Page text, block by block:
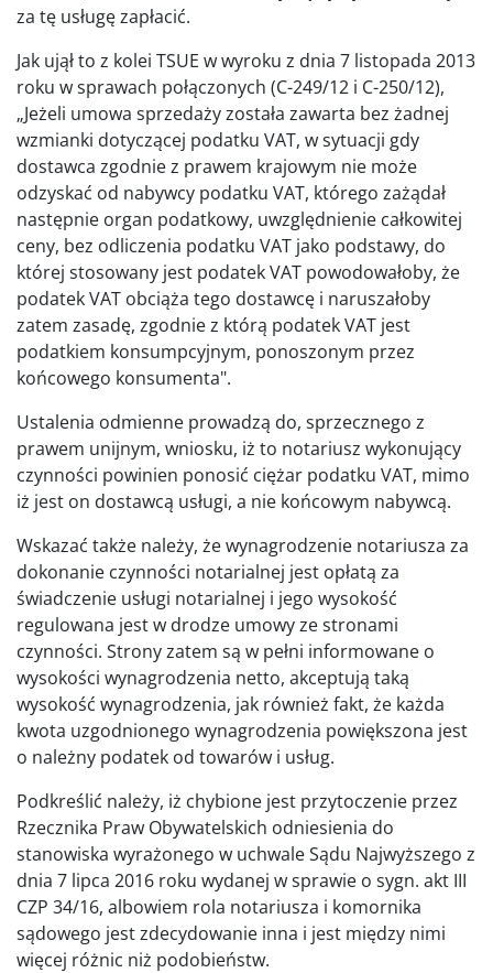
za tę usługę zapłacić.
Jak ujął to z kolei TSUE w wyroku z dnia 7 listopada 2013
roku w sprawach połączonych (C-249/12 i C-250/12),
„Jeżeli umowa sprzedaży została zawarta bez żadnej
wzmianki dotyczącej podatku VAT, w sytuacji gdy
dostawca zgodnie z prawem krajowym nie może
odzyskać od nabywcy podatku VAT, którego zażądał
następnie organ podatkowy, uwzględnienie całkowitej
ceny, bez odliczenia podatku VAT jako podstawy, do
której stosowany jest podatek VAT powodowałoby, że
podatek VAT obciąża tego dostawcę i naruszałoby
zatem zasadę, zgodnie z którą podatek VAT jest
podatkiem konsumpcyjnym, ponoszonym przez
końcowego konsumenta".
Ustalenia odmienne prowadzą do, sprzecznego z
prawem unijnym, wniosku, iż to notariusz wykonujący
czynności powinien ponosić ciężar podatku VAT, mimo
iż jest on dostawcą usługi, a nie końcowym nabywcą.
Wskazać także należy, że wynagrodzenie notariusza za
dokonanie czynności notarialnej jest opłatą za
świadczenie usługi notarialnej i jego wysokość
regulowana jest w drodze umowy ze stronami
czynności. Strony zatem są w pełni informowane o
wysokości wynagrodzenia netto, akceptują taką
wysokość wynagrodzenia, jak również fakt, że każda
kwota uzgodnionego wynagrodzenia powiększona jest
o należny podatek od towarów i usług.
Podkreślić należy, iż chybione jest przytoczenie przez
Rzecznika Praw Obywatelskich odniesienia do
stanowiska wyrażonego w uchwale Sądu Najwyższego z
dnia 7 lipca 2016 roku wydanej w sprawie o sygn. akt III
CZP 34/16, albowiem rola notariusza i komornika
sądowego jest zdecydowanie inna i jest między nimi
więcej różnic niż podobieństw.